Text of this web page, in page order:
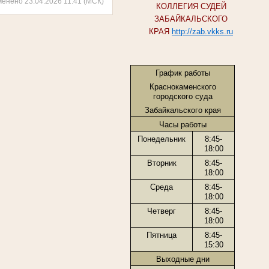
КОЛЛЕГИЯ СУДЕЙ
ЗАБАЙКАЛЬСКОГО
КРАЯ http://zab.vkks.ru
График работы
Краснокаменского
городского суда
Забайкальского края
Часы работы
Понедельник
8:45-
18:00
Вторник
8:45-
18:00
Среда
8:45-
18:00
Четверг
8:45-
18:00
Пятница
8:45-
15:30
Выходные дни